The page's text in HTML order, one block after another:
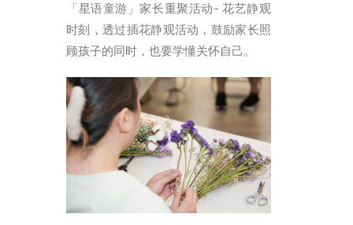
「星语童游」家长重聚活动- 花艺静观
时刻，透过插花静观活动，鼓励家长照
顾孩子的同时，也要学懂关怀自己。